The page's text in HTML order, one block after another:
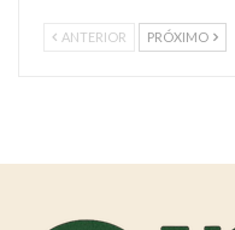
ANTERIOR PRÓXIMO